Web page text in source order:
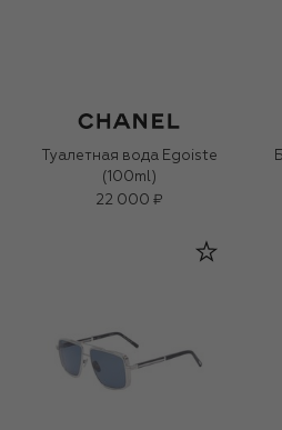
Туалетная вода Egoiste
(100ml)
22 000 ₽